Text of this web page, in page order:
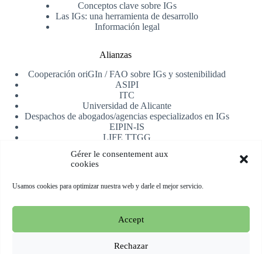
Gérer le consentement aux
cookies
Usamos cookies para optimizar nuestra web y darle el mejor servicio.
Accept
Rechazar
Conceptos clave sobre IGs
Las IGs: una herramienta de desarrollo
Información legal
Alianzas
Cooperación oriGIn / FAO sobre IGs y sostenibilidad
ASIPI
ITC
Universidad de Alicante
Despachos de abogados/agencias especializados en IGs
EIPIN-IS
LIFE TTGG
Registrarse
Copyright © 2026 oriGIn | Organization for an International
Geographical Indications Network -Web alojada y manejada